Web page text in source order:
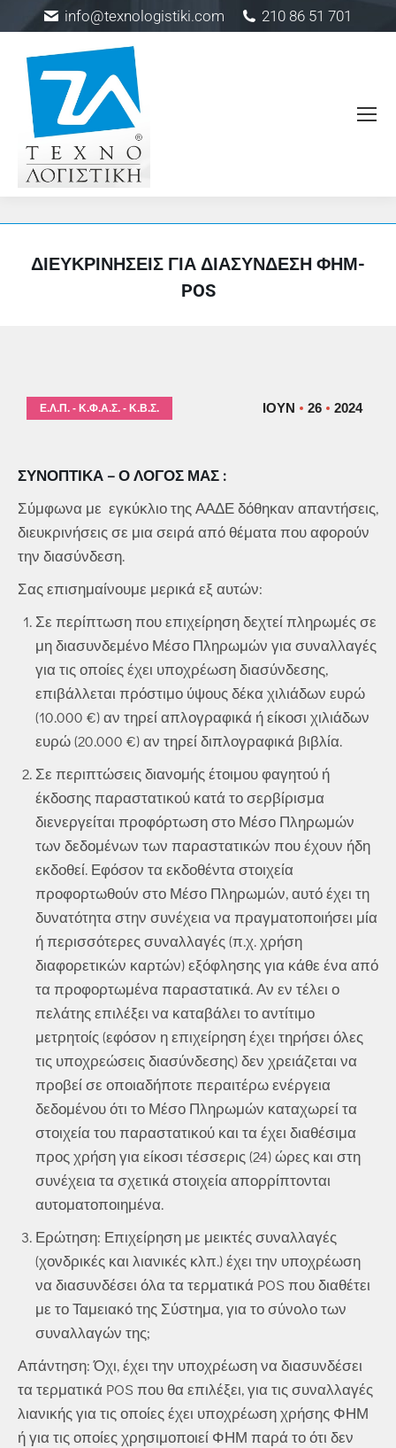
info@texnologistiki.com 210 86 51 701
ΔΙΕΥΚΡΙΝΉΣΕΙΣ ΓΙΑ ΔΙΑΣΎΝΔΕΣΗ ΦΗΜ-
POS
ΙΟΎΝ 26 2024
Ε.Λ.Π. - Κ.Φ.Α.Σ. - Κ.Β.Σ.
ΣΥΝΟΠΤΙΚΑ – Ο ΛΟΓΟΣ ΜΑΣ :
Σύμφωνα με εγκύκλιο της ΑΑΔΕ δόθηκαν απαντήσεις,
διευκρινήσεις σε μια σειρά από θέματα που αφορούν
την διασύνδεση.
Σας επισημαίνουμε μερικά εξ αυτών:
Σε περίπτωση που επιχείρηση δεχτεί πληρωμές σε
μη διασυνδεμένο Μέσο Πληρωμών για συναλλαγές
για τις οποίες έχει υποχρέωση διασύνδεσης,
επιβάλλεται πρόστιμο ύψους δέκα χιλιάδων ευρώ
(10.000 €) αν τηρεί απλογραφικά ή είκοσι χιλιάδων
ευρώ (20.000 €) αν τηρεί διπλογραφικά βιβλία.
Σε περιπτώσεις διανομής έτοιμου φαγητού ή
έκδοσης παραστατικού κατά το σερβίρισμα
διενεργείται προφόρτωση στο Μέσο Πληρωμών
των δεδομένων των παραστατικών που έχουν ήδη
εκδοθεί. Εφόσον τα εκδοθέντα στοιχεία
προφορτωθούν στο Μέσο Πληρωμών, αυτό έχει τη
δυνατότητα στην συνέχεια να πραγματοποιήσει μία
ή περισσότερες συναλλαγές (π.χ. χρήση
διαφορετικών καρτών) εξόφλησης για κάθε ένα από
τα προφορτωμένα παραστατικά. Αν εν τέλει ο
πελάτης επιλέξει να καταβάλει το αντίτιμο
μετρητοίς (εφόσον η επιχείρηση έχει τηρήσει όλες
τις υποχρεώσεις διασύνδεσης) δεν χρειάζεται να
προβεί σε οποιαδήποτε περαιτέρω ενέργεια
δεδομένου ότι το Μέσο Πληρωμών καταχωρεί τα
στοιχεία του παραστατικού και τα έχει διαθέσιμα
προς χρήση για είκοσι τέσσερις (24) ώρες και στη
συνέχεια τα σχετικά στοιχεία απορρίπτονται
αυτοματοποιημένα.
Ερώτηση: Επιχείρηση με μεικτές συναλλαγές
(χονδρικές και λιανικές κλπ.) έχει την υποχρέωση
να διασυνδέσει όλα τα τερματικά POS που διαθέτει
με το Ταμειακό της Σύστημα, για το σύνολο των
συναλλαγών της;
Απάντηση: Όχι, έχει την υποχρέωση να διασυνδέσει
τα τερματικά POS που θα επιλέξει, για τις συναλλαγές
λιανικής για τις οποίες έχει υποχρέωση χρήσης ΦΗΜ
ή για τις οποίες χρησιμοποιεί ΦΗΜ παρά το ότι δεν